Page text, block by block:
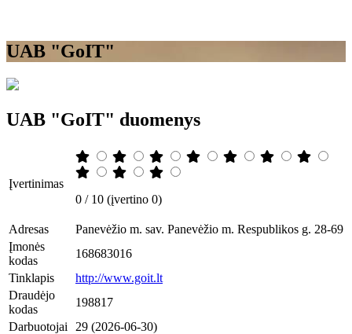
UAB "GoIT"
UAB "GoIT" duomenys
Įvertinimas
0 / 10 (įvertino 0)
Adresas
Panevėžio m. sav. Panevėžio m. Respublikos g. 28-69
Įmonės
kodas
168683016
Tinklapis
http://www.goit.lt
Draudėjo
kodas
198817
Darbuotojai
29 (2026-06-30)